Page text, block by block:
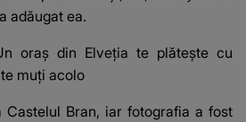
adăugat ea.
oraș din Elveția te plătește cu
muți acolo
Castelul Bran, iar fotografia a fost